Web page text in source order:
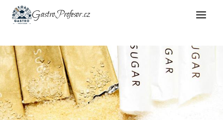
Přeskočit
GastroProfesor.cz